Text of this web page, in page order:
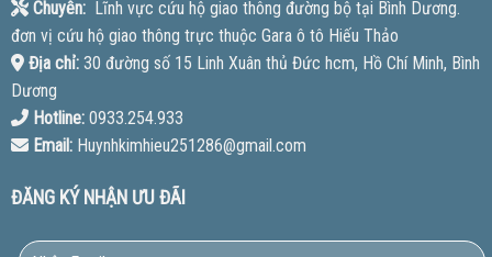
Chuyên:Lĩnh vực cứu hộ giao thông đường bộ tại Bình Dương.
đơn vị cứu hộ giao thông trực thuộc Gara ô tô Hiếu Thảo
Địa chỉ:30 đường số 15 Linh Xuân thủ Đức hcm, Hồ Chí Minh, Bình
Dương
Hotline:0933.254.933
Email:Huynhkimhieu251286@gmail.com
ĐĂNG KÝ NHẬN ƯU ĐÃI